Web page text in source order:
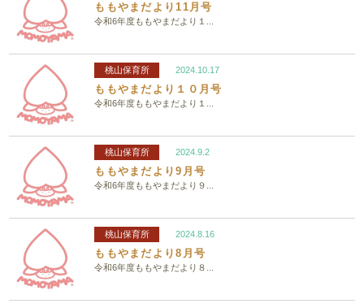
ももやまだより11月号
令和6年度ももやまだより１...
桃山保育所 2024.10.17
ももやまだより１０月号
令和6年度ももやまだより１...
桃山保育所 2024.9.2
ももやまだより9月号
令和6年度ももやまだより９...
桃山保育所 2024.8.16
ももやまだより8月号
令和6年度ももやまだより８...